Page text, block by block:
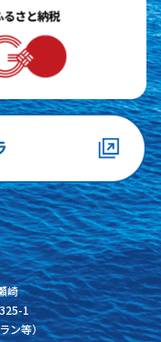
崎
1
ン等）